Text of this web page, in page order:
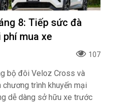
8: Tiếp sức đà
mua xe
107
bộ đôi Veloz Cross và
trình khuyến mại
dễ dàng sở hữu xe trước